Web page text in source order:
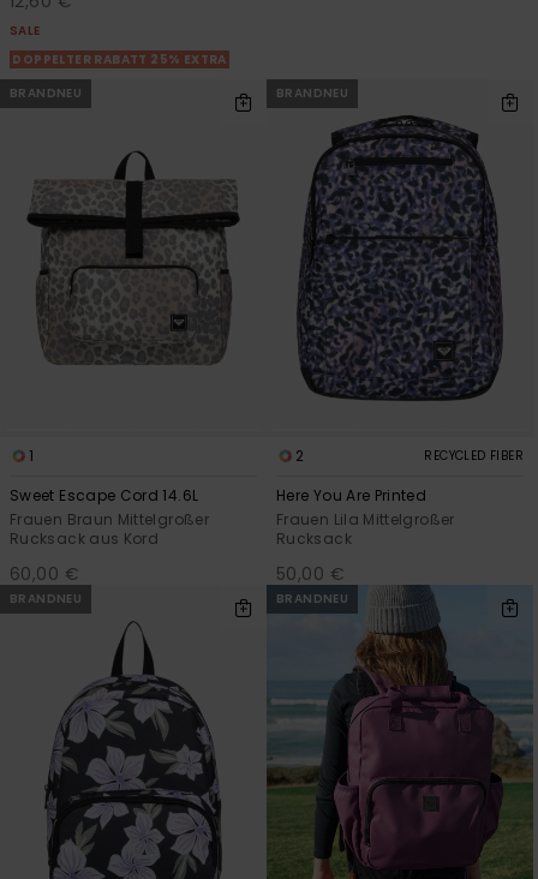
SALE
DOPPELTER RABATT 25% EXTRA
BRANDNEU
1
Sweet Escape Cord 14.6L
Frauen Braun Mittelgroßer
Rucksack aus Kord
60,00 €
BRANDNEU
2 RECYCLED FIBER
Here You Are Printed
Frauen Lila Mittelgroßer
Rucksack
50,00 €
BRANDNEU BRANDNEU